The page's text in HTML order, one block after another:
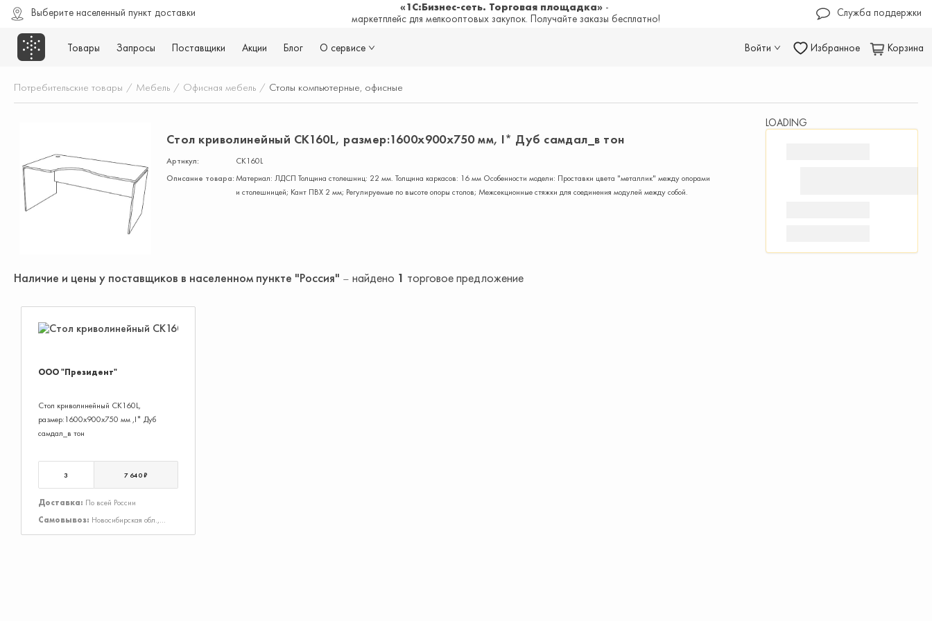
Выберите населенный пункт доставки «1С:Бизнес-сеть. Торговая площадка» -
маркетплейс для мелкооптовых закупок. Получайте заказы бесплатно!
Служба поддержки
Товары Запросы Поставщики Акции Блог О сервисе Войти Избранное Корзина
Потребительские товары / Мебель / Офисная мебель / Столы компьютерные, офисные
Стол криволинейный СК160L, размер:1600х900х750 мм, I* Дуб самдал_в тон
Артикул:
СК160L
Описание товара:Материал: ЛДСП Толщина столешниц: 22 мм. Толщина каркасов: 16 мм Особенности модели: Проставки цвета "металлик" между опорами
и столешницей; Кант ПВХ 2 мм; Регулируемые по высоте опоры столов; Межсекционные стяжки для соединения модулей между собой.
Наличие и цены у поставщиков в населенном пункте "Россия" найдено 1 торговое предложение
ООО "Президент"
Стол криволинейный СК160L,
размер:1600х900х750 мм ,I* Дуб
самдал_в тон
3 7 640 ₽
Доставка: По всей России
Самовывоз: Новосибирская обл.,
Новосибирск г., 2-я Станционная ул.,
LOADING